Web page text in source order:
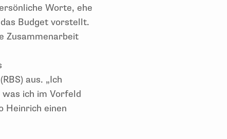
Worte, ehe
Budget vorstellt.
Zusammenarbeit
aus. „Ich
ich im Vorfeld
Heinrich einen